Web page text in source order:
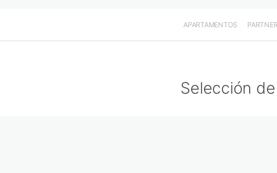
APARTAMENTOS
Selección